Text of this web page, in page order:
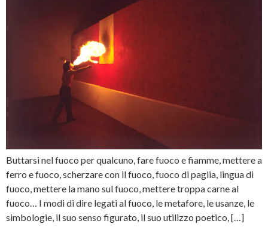
Buttarsi nel fuoco per qualcuno, fare fuoco e fiamme, mettere a
ferro e fuoco, scherzare con il fuoco, fuoco di paglia, lingua di
fuoco, mettere la mano sul fuoco, mettere troppa carne al
fuoco… I modi di dire legati al fuoco, le metafore, le usanze, le
simbologie, il suo senso figurato, il suo utilizzo poetico, […]